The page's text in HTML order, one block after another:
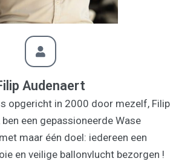
Audenaert
opgericht in 2000 door mezelf, Filip
een gepassioneerde Wase
maar één doel: iedereen een
en veilige ballonvlucht bezorgen !